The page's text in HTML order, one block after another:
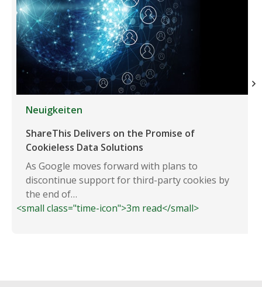
Neuigkeiten
ShareThis Delivers on the Promise of
Cookieless Data Solutions
As Google moves forward with plans to
discontinue support for third-party cookies by
the end of…
<small class="time-icon">3m read</small>